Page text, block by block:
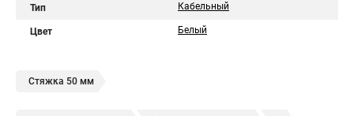
Тип Кабельный
Цвет Белый
Стяжка 50 мм